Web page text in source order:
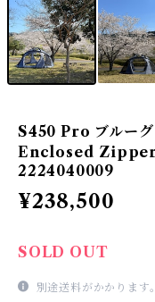
S450 Pro ブルー
Enclosed
2224040009
¥238,500
SOLD OUT
別途送料がかかります